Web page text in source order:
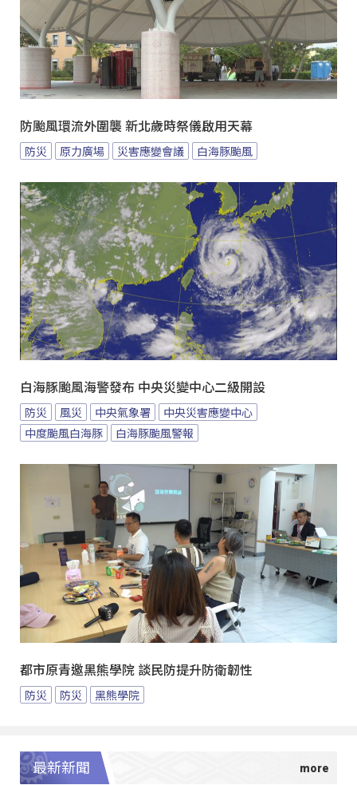
防颱風環流外圍襲 新北歲時祭儀啟用天幕
防災 原力廣場 災害應變會議 白海豚颱風
白海豚颱風海警發布 中央災變中心二級開設
防災 風災 中央氣象署
中央災害應變中心
中度颱風白海豚
白海豚颱風警報
都市原青邀黑熊學院 談民防提升防衛韌性
防災 防災 黑熊學院
最新新聞